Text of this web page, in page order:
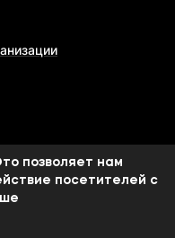
юридический
позволяет нам
посетителей с